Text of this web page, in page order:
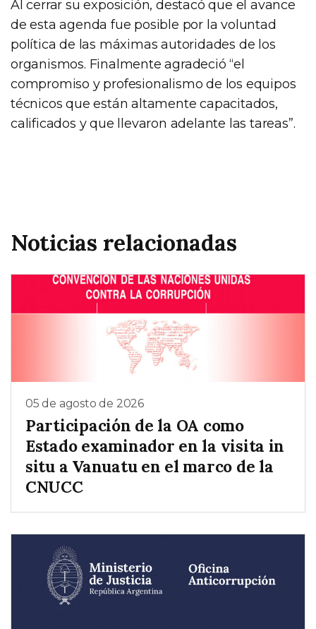
Al cerrar su exposición, destacó que el avance
de esta agenda fue posible por la voluntad
política de las máximas autoridades de los
organismos. Finalmente agradeció “el
compromiso y profesionalismo de los equipos
técnicos que están altamente capacitados,
calificados y que llevaron adelante las tareas”.
Noticias relacionadas
05 de agosto de 2026
Participación de la OA como
Estado examinador en la visita in
situ a Vanuatu en el marco de la
CNUCC